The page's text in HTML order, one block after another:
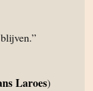
Laroes)